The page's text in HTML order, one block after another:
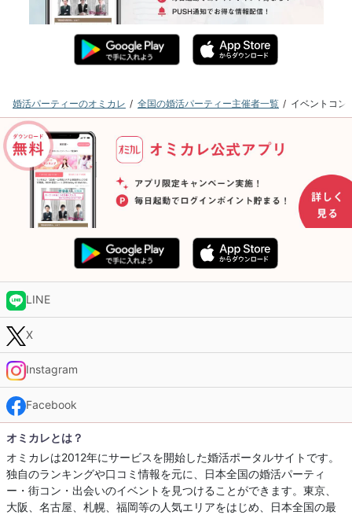
婚活パーティーのオミカレ 全国の婚活パーティー主催者一覧 イベントコン
LINE
X
Instagram
Facebook
オミカレとは？
オミカレは2012年にサービスを開始した婚活ポータルサイトです。
独自のランキングや口コミ情報を元に、日本全国の婚活パーティ
ー・街コン・出会いのイベントを見つけることができます。東京、
大阪、名古屋、札幌、福岡等の人気エリアをはじめ、日本全国の最